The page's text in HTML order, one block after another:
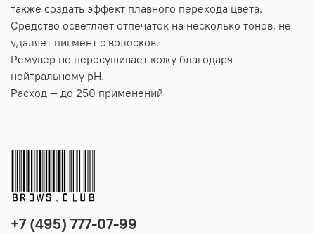
также создать эффект плавного перехода цвета.
Средство осветляет отпечаток на несколько тонов, не
удаляет пигмент с волосков.
Ремувер не пересушивает кожу благодаря
нейтральному pH.
Расход — до 250 применений
+7 (495) 777-07-99